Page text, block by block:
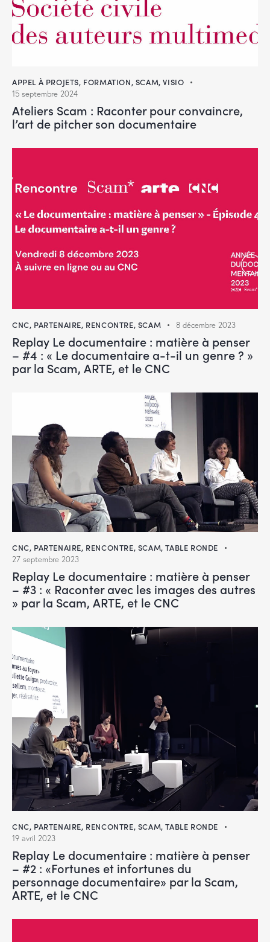
APPEL À PROJETS, FORMATION, SCAM,VISIO
15 septembre 2024
Ateliers Scam : Raconter pour convaincre,
l’art de pitcher son documentaire
CNC, PARTENAIRE, RENCONTRE, SCAM 8 décembre 2023
Replay Le documentaire : matière à penser
– #4 : « Le documentaire a-t-il un genre ? »
par la Scam, ARTE, et le CNC
CNC, PARTENAIRE, RENCONTRE, SCAM,TABLE RONDE
27 septembre 2023
Replay Le documentaire : matière à penser
– #3 : « Raconter avec les images des autres
» par la Scam, ARTE, et le CNC
CNC, PARTENAIRE, RENCONTRE, SCAM,TABLE RONDE
19 avril 2023
Replay Le documentaire : matière à penser
– #2 : «Fortunes et infortunes du
personnage documentaire» par la Scam,
ARTE, et le CNC